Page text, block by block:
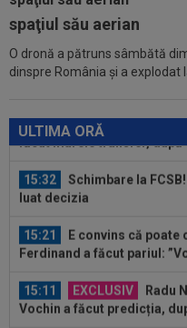
spaţiul său aerian
O dronă a pătruns sâmbătă
dinspre România şi a explodat
ULTIMA ORĂ
Marius Șumudică la CFR Cluj
16:12 FOTO
Răzvan
România: ”Oamenii mari se
făcut marele transfer, după
luat decizia
Ferdinand a făcut pariul:
Vochin a făcut predicția,